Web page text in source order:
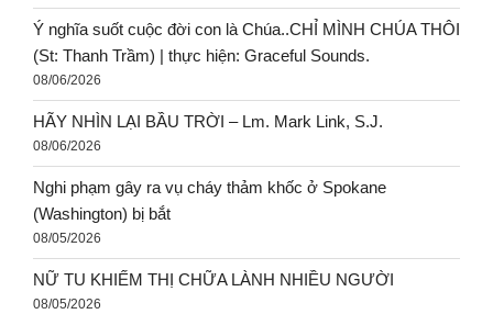
Ý nghĩa suốt cuộc đời con là Chúa..CHỈ MÌNH CHÚA THÔI
(St: Thanh Trầm) | thực hiện: Graceful Sounds.
08/06/2026
HÃY NHÌN LẠI BẦU TRỜI – Lm. Mark Link, S.J.
08/06/2026
Nghi phạm gây ra vụ cháy thảm khốc ở Spokane
(Washington) bị bắt
08/05/2026
NỮ TU KHIẾM THỊ CHỮA LÀNH NHIỀU NGƯỜI
08/05/2026